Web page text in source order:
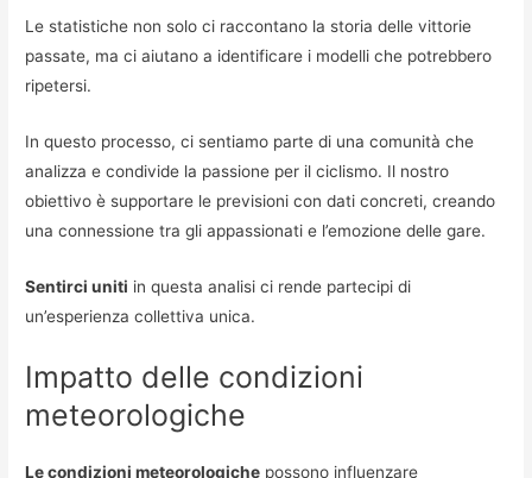
Le statistiche non solo ci raccontano la storia delle vittorie
passate, ma ci aiutano a identificare i modelli che potrebbero
ripetersi.
In questo processo, ci sentiamo parte di una comunità che
analizza e condivide la passione per il ciclismo. Il nostro
obiettivo è supportare le previsioni con dati concreti, creando
una connessione tra gli appassionati e l’emozione delle gare.
Sentirci uniti in questa analisi ci rende partecipi di
un’esperienza collettiva unica.
Impatto delle condizioni
meteorologiche
Le condizioni meteorologiche possono influenzare